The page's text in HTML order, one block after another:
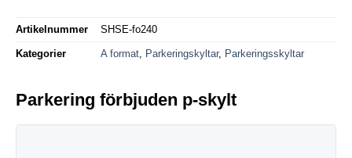
Artikelnummer SHSE-fo240
Kategorier A format Parkeringskyltar, Parkeringsskyltar
Parkering förbjuden p-skylt